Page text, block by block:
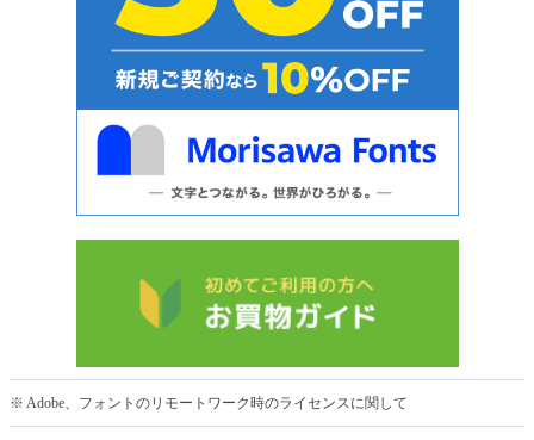
※ Adobe、フォントのリモートワーク時のライセンスに関して